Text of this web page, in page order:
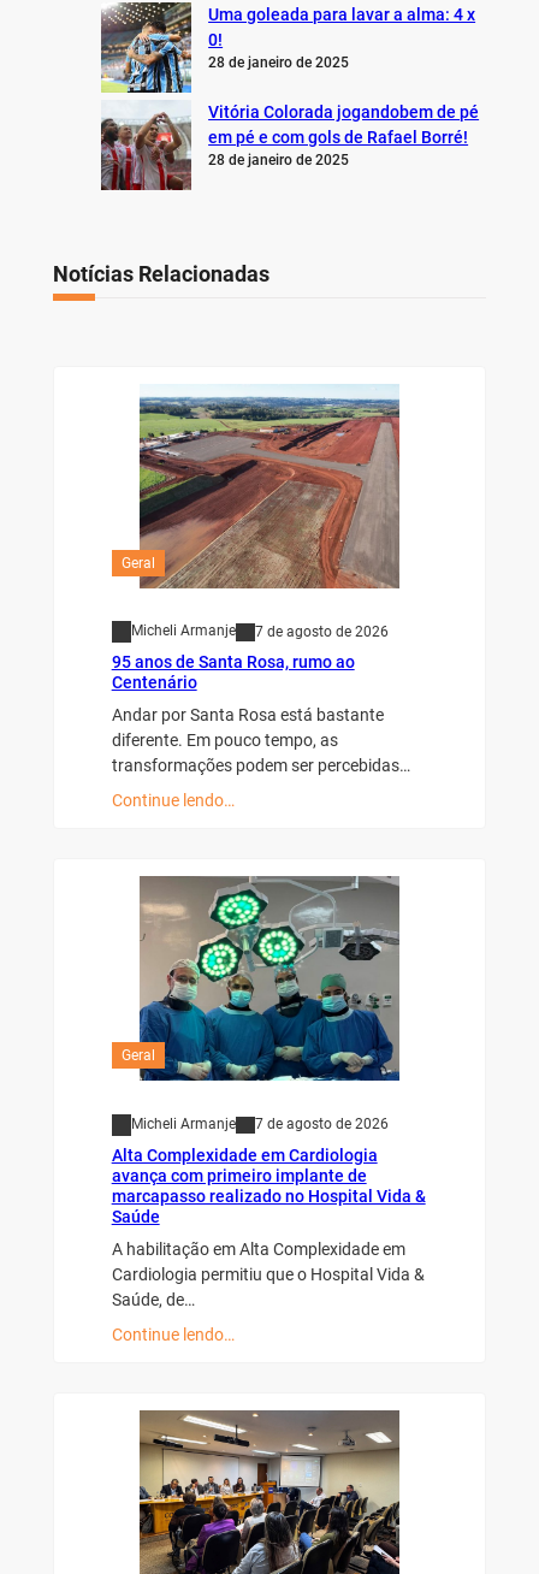
Uma goleada para lavar a alma: 4 x
0!
28 de janeiro de 2025
Vitória Colorada jogandobem de pé
em pé e com gols de Rafael Borré!
28 de janeiro de 2025
Notícias Relacionadas
Geral
Micheli Armanje 7 de agosto de 2026
95 anos de Santa Rosa, rumo ao
Centenário
Andar por Santa Rosa está bastante
diferente. Em pouco tempo, as
transformações podem ser percebidas…
Continue lendo…
Geral
Micheli Armanje 7 de agosto de 2026
Alta Complexidade em Cardiologia
avança com primeiro implante de
marcapasso realizado no Hospital Vida &
Saúde
A habilitação em Alta Complexidade em
Cardiologia permitiu que o Hospital Vida &
Saúde, de…
Continue lendo…